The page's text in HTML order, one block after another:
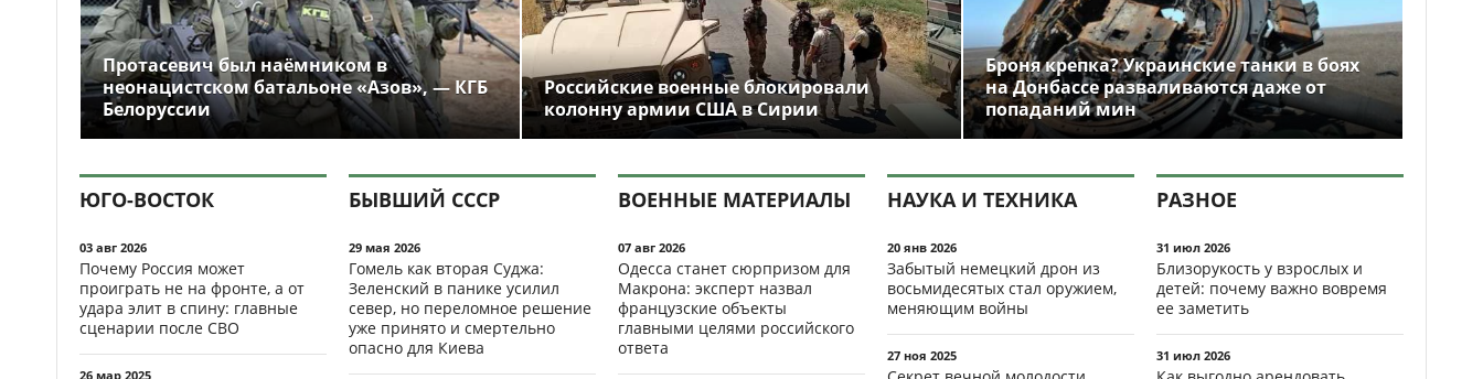
Протасевич был наёмником в
неонацистском батальоне «Азов», — КГБ
Белоруссии
Российские военные блокировали
колонну армии США в Сирии
Броня крепка? Украинские танки в боях
на Донбассе разваливаются даже от
попаданий мин
ЮГО-ВОСТОК
03 авг 2026
Почему Россия может
проиграть не на фронте, а от
удара элит в спину: главные
сценарии после СВО
26 мар 2025
БЫВШИЙ СССР
29 мая 2026
Гомель как вторая Суджа:
Зеленский в панике усилил
север, но переломное решение
уже принято и смертельно
опасно для Киева
ВОЕННЫЕ МАТЕРИАЛЫ
07 авг 2026
Одесса станет сюрпризом для
Макрона: эксперт назвал
французские объекты
главными целями российского
ответа
НАУКА И ТЕХНИКА
20 янв 2026
Забытый немецкий дрон из
восьмидесятых стал оружием,
меняющим войны
27 ноя 2025
РАЗНОЕ
31 июл 2026
Близорукость у взрослых и
детей: почему важно вовремя
ее заметить
31 июл 2026